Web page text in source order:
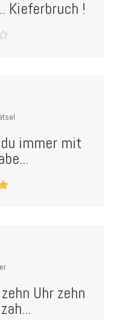
Kieferbruch !
immer mit
Uhr zehn